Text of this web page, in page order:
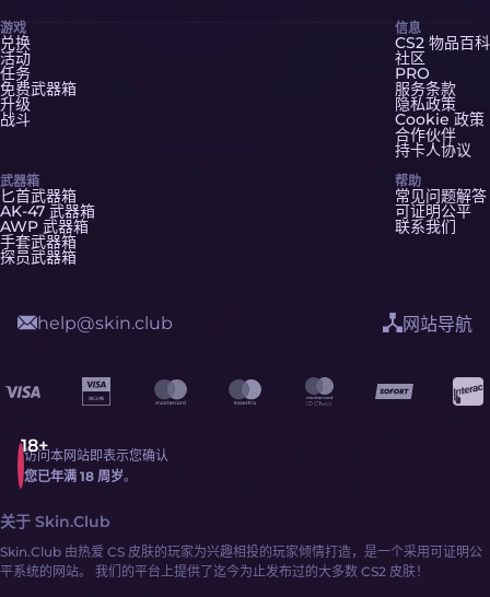
游戏
兑换
活动
任务
免费武器箱
升级
战斗
武器箱
匕首武器箱
AK-47 武器箱
AWP 武器箱
手套武器箱
探员武器箱
信息
CS2 物品百科
社区
PRO
服务条款
隐私政策
Cookie 政策
合作伙伴
持卡人协议
帮助
常见问题解答
可证明公平
联系我们
访问本网站即表示您确认
您已年满 18 周岁。
help@skin.club 网站导航
关于 Skin.Club
Skin.Club 由热爱 CS 皮肤的玩家为兴趣相投的玩家倾情打造，是一个采用可证明公
平系统的网站。 我们的平台上提供了迄今为止发布过的大多数 CS2 皮肤！